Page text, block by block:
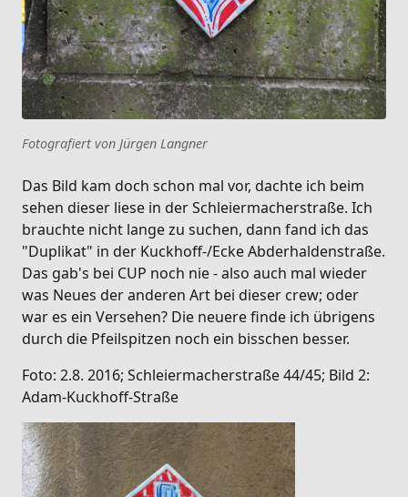
Fotografiert von Jürgen Langner
Das Bild kam doch schon mal vor, dachte ich beim
sehen dieser liese in der Schleiermacherstraße. Ich
brauchte nicht lange zu suchen, dann fand ich das
"Duplikat" in der Kuckhoff-/Ecke Abderhaldenstraße.
Das gab's bei CUP noch nie - also auch mal wieder
was Neues der anderen Art bei dieser crew; oder
war es ein Versehen? Die neuere finde ich übrigens
durch die Pfeilspitzen noch ein bisschen besser.
Foto: 2.8. 2016; Schleiermacherstraße 44/45; Bild 2:
Adam-Kuckhoff-Straße